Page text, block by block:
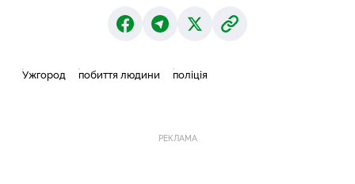
Ужгород побиття людини поліція
РЕКЛАМА